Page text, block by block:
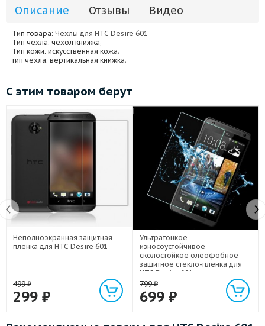
Описание Отзывы Видео
Тип товара: Чехлы для HTC Desire 601
Тип чехла: чехол книжка;
Тип кожи: искусственная кожа;
тип чехла: вертикальная книжка;
С этим товаром берут
Неполноэкранная защитная
пленка для HTC Desire 601
499₽
299 ₽
Ультратонкое
износоустойчивое
сколостойкое олеофобное
защитное стекло-пленка для
HTC Desire 601
799₽
699 ₽